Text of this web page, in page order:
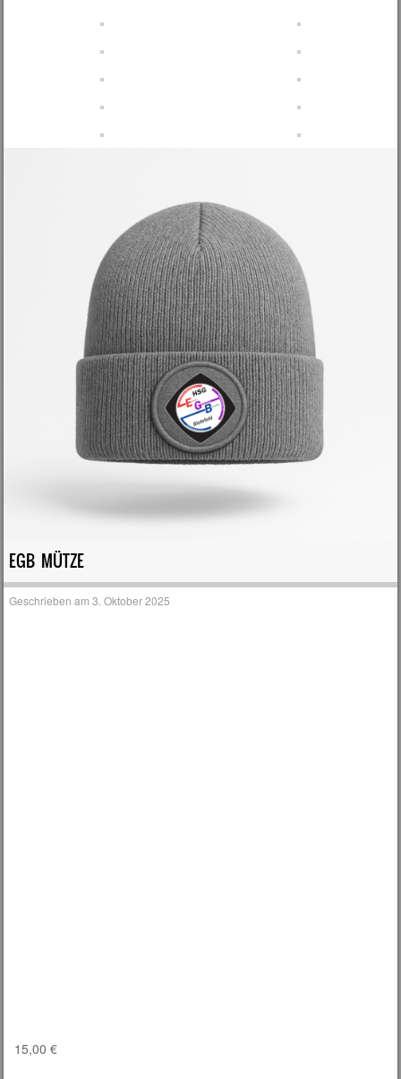
EGB MÜTZE
Geschrieben am3. Oktober 2025
15,00€